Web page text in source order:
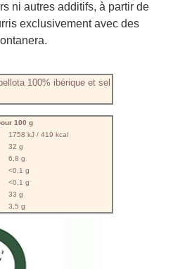
ni autres additifs, à partir de
exclusivement avec des
100% ibérique et sel
100 g
1758 kJ / 419 kcal
32 g
6,8 g
<0,1 g
<0,1 g
33 g
3,5 g